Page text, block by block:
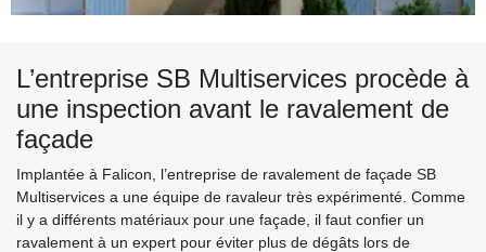
L’entreprise SB Multiservices procède à
une inspection avant le ravalement de
façade
Implantée à Falicon, l’entreprise de ravalement de façade SB
Multiservices a une équipe de ravaleur très expérimenté. Comme
il y a différents matériaux pour une façade, il faut confier un
ravalement à un expert pour éviter plus de dégâts lors de